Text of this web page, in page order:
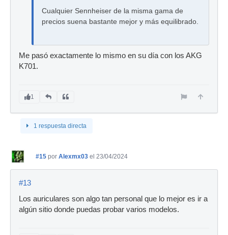
Cualquier Sennheiser de la misma gama de
precios suena bastante mejor y más equilibrado.
Me pasó exactamente lo mismo en su día con los AKG
K701.
1
1 respuesta directa
#15 por Alexmx03 el 23/04/2024
#13
Los auriculares son algo tan personal que lo mejor es ir a
algún sitio donde puedas probar varios modelos.